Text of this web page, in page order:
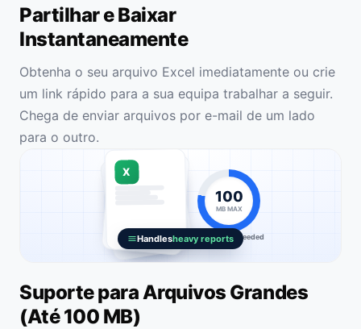
Partilhar e Baixar
Instantaneamente
Obtenha o seu arquivo Excel imediatamente ou crie
um link rápido para a sua equipa trabalhar a seguir.
Chega de enviar arquivos por e-mail de um lado
para o outro.
X
100
MB MAX
No splitting needed
Handlesheavy reports
Suporte para Arquivos Grandes
(Até 100 MB)